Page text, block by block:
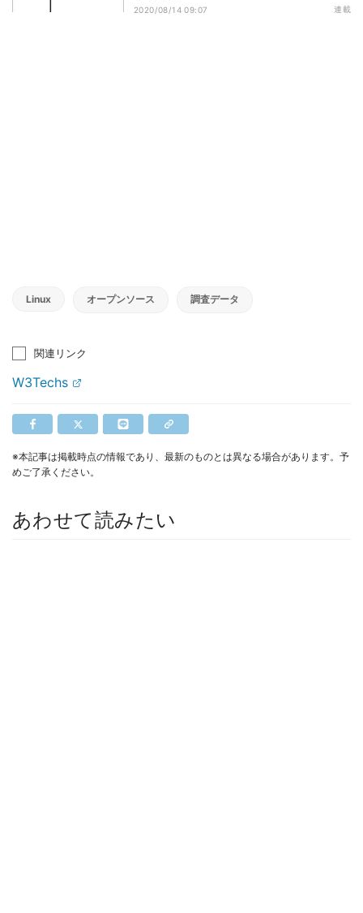
2020/08/14 09:07 連載
Linux オープンソース 調査データ
関連リンク
W3Techs
※本記事は掲載時点の情報であり、最新のものとは異なる場合があります。予
めご了承ください。
あわせて読みたい